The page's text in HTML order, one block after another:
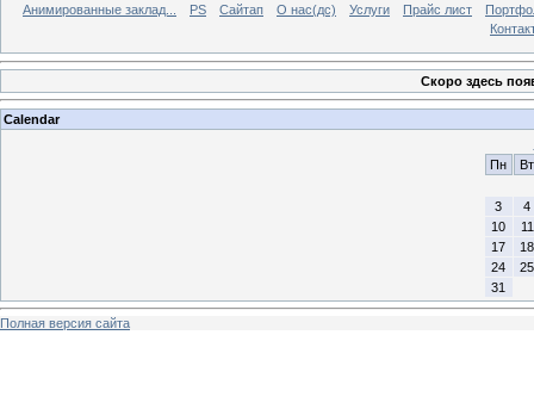
Анимированные заклад...
PS Сайтап О нас(дс) Услуги Прайс лист
Скоро здесь
Calendar
Пн
Вт
3
4
10
11
17
18
24
25
31
Полная версия сайта